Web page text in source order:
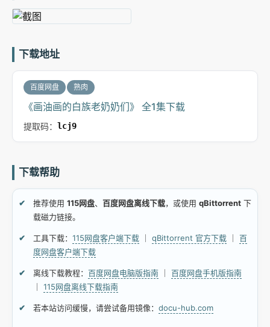
下载地址
百度网盘 熟肉
《画油画的白族老奶奶们》 全1集下载
提取码： lcj9
下载帮助
推荐使用 115网盘、 百度网盘离线下载，或使用 qBittorrent 下
载磁力链接。
工具下载： 115网盘客户端下载 ｜ qBittorrent 官方下载 ｜ 百
度网盘客户端下载
离线下载教程： 百度网盘电脑版指南 ｜ 百度网盘手机版指南
｜ 115网盘离线下载指南
若本站访问缓慢，请尝试备用镜像： docu-hub.com